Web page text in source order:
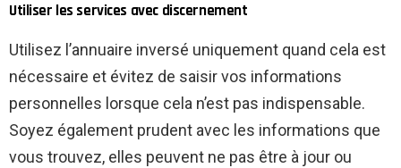
Utiliser les services avec discernement
Utilisez l’annuaire inversé uniquement quand cela est
nécessaire et évitez de saisir vos informations
personnelles lorsque cela n’est pas indispensable.
Soyez également prudent avec les informations que
vous trouvez, elles peuvent ne pas être à jour ou